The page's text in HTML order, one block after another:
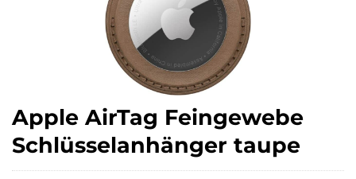
Apple AirTag Feingewebe
Schlüsselanhänger taupe